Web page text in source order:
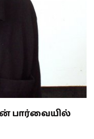
பார்வையில்